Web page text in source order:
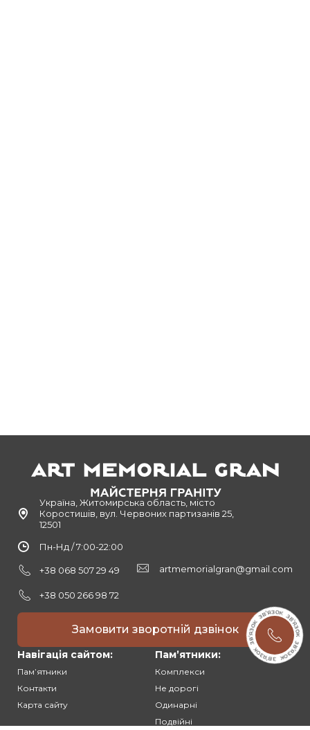
Україна, Житомирська область, місто
Коростишів, вул. Червоних партизанів 25,
12501
Пн-Нд / 7:00-22:00
+38 068 507 29 49
+38 050 266 98 72
artmemorialgran@gmail.com
Замовити зворотній дзвінок
Навігація сайтом:
Памʼятники
Контакти
Карта сайту
Памʼятники:
Комплекси
Не дорогі
Одинарні
Подвійні